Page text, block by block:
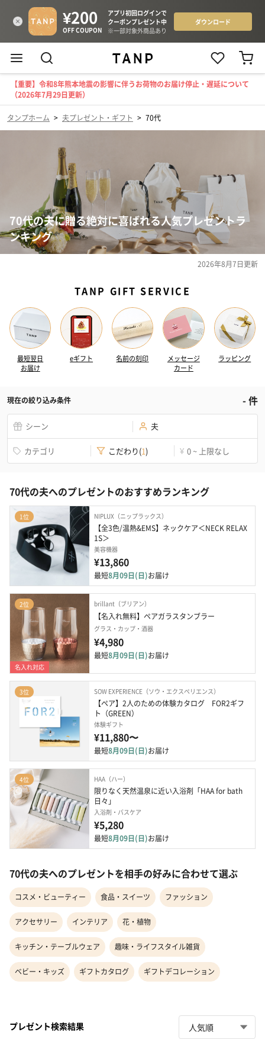
【重要】令和8年熊本地震の影響に伴うお荷物のお届け停止・遅延について
（2026年7月29日更新）
タンプホーム > 夫プレゼント・ギフト > 70代
70代の夫に贈る絶対に喜ばれる人気プレゼントラ
ンキング
2026年8月7日更新
TANP GIFT SERVICE
最短翌日
お届け
eギフト 名前の刻印
メッセージ
カード
ラッピング
現在の絞り込み条件 -件
シーン 夫
カテゴリ こだわり(1) ¥ 0 ~ 上限なし
70代の夫へのプレゼントのおすすめランキング
1位 NIPLUX（ニップラックス）
【全3色/温熱&EMS】ネックケア＜NECK RELAX
1S＞
美容機器
¥13,860
最短8月09日(日)お届け
2位
名入れ対応
brillant（ブリアン）
【名入れ無料】ペアガラスタンブラー
グラス・カップ・酒器
¥4,980
最短8月09日(日)お届け
3位 SOW EXPERIENCE（ソウ・エクスペリエンス）
【ペア】2人のための体験カタログ　FOR2ギフ
ト（GREEN）
体験ギフト
¥11,880〜
最短8月09日(日)お届け
4位 HAA（ハー）
限りなく天然温泉に近い入浴剤「HAA for bath
日々」
入浴剤・バスケア
¥5,280
最短8月09日(日)お届け
70代の夫へのプレゼントを相手の好みに合わせて選ぶ
コスメ・ビューティー 食品・スイーツ ファッション
アクセサリー インテリア 花・植物
キッチン・テーブルウェア 趣味・ライフスタイル雑貨
ベビー・キッズ ギフトカタログ ギフトデコレーション
プレゼント検索結果